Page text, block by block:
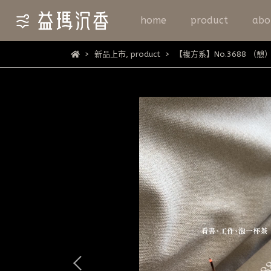
home product
新品上市, product 【複方系】No.3688 （憩